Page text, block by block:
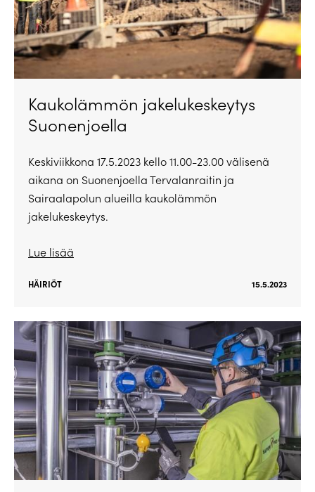
Kaukolämmön jakelukeskeytys
Suonenjoella
Keskiviikkona 17.5.2023 kello 11.00-23.00 välisenä
aikana on Suonenjoella Tervalanraitin ja
Sairaalapolun alueilla kaukolämmön
jakelukeskeytys.
Lue lisää
HÄIRIÖT 15.5.2023